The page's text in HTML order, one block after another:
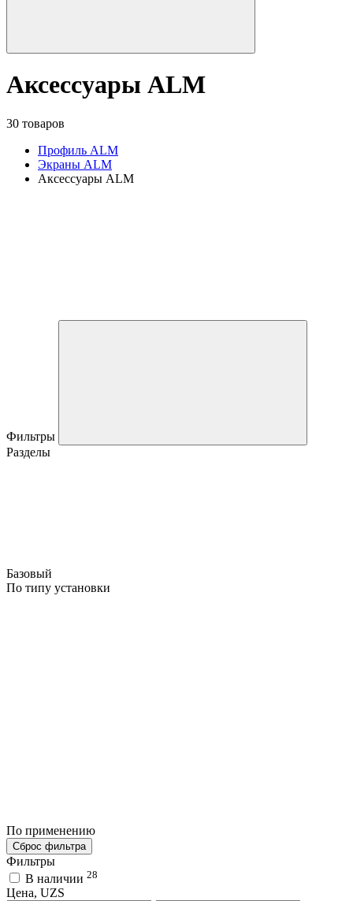
Аксессуары ALM
30 товаров
Профиль ALM
Экраны ALM
Аксессуары ALM
Фильтры
Разделы
Базовый
По типу установки
По применению
Сброс фильтра
Фильтры
В наличии 28
Цена, UZS